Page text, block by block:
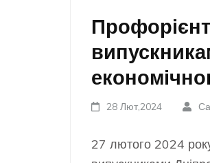
28 Лют,2024
27 лютого 2024